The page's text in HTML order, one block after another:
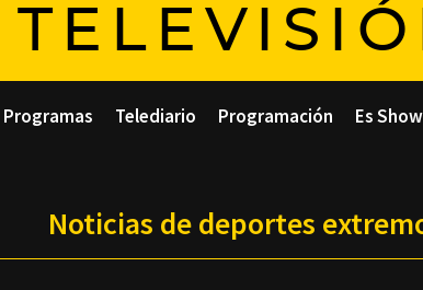
Programas Telediario Programación Es Show
Noticias de deportes